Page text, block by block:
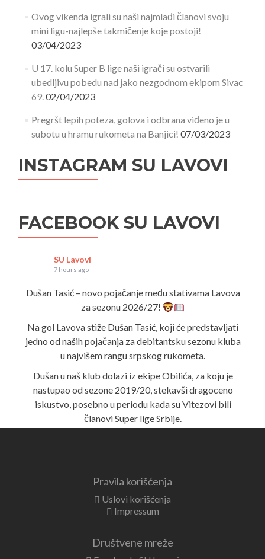
Ovog vikenda igrali su naši najmlađi članovi svoju
mini ligu-najlepše takmičenje koje postoji!
03/04/2023
U 17. kolu Super B lige naši igrači su ostvarili
ubedljivu pobedu nad jako nezgodnom ekipom Sivac
69.02/04/2023
Pregršt lepih poteza, golova i odbrana viđeno je u
subotu u hramu rukometa na Banjici! 07/03/2023
INSTAGRAM SU LAVOVI
FACEBOOK SU LAVOVI
SU Lavovi
7 hours ago
Dušan Tasić – novo pojačanje među stativama Lavova
za sezonu 2026/27!
Na gol Lavova stiže Dušan Tasić, koji će predstavljati
jedno od naših pojačanja za debitantsku sezonu kluba
u najvišem rangu srpskog rukometa.
Dušan u naš klub dolazi iz ekipe Obilića, za koju je
nastupao od sezone 2019/20, stekavši dragoceno
iskustvo, posebno u periodu kada su Vitezovi bili
članovi Super lige Srbije.
oslonaca naše ekipe u predstojećoj sezoni.
Pored rukometnih kvaliteta, Dušan je poznat i po
tome što uspešno usklađuje sportske i akademske
Univerziteta u Beogradu, što dovoljno govori o
Pravila korišćenja
Uslovi korišćenja
Impressum
Društvene mreže